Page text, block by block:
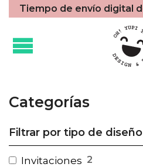
Tiempo de envío digital
Categorías
Filtrar por tipo de diseño
Invitaciones 2